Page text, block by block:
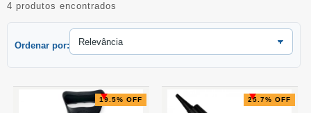
4 produtos encontrados
Ordenar por:
19.5% OFF 25.7% OFF